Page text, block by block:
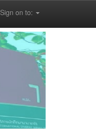
Sign on to: